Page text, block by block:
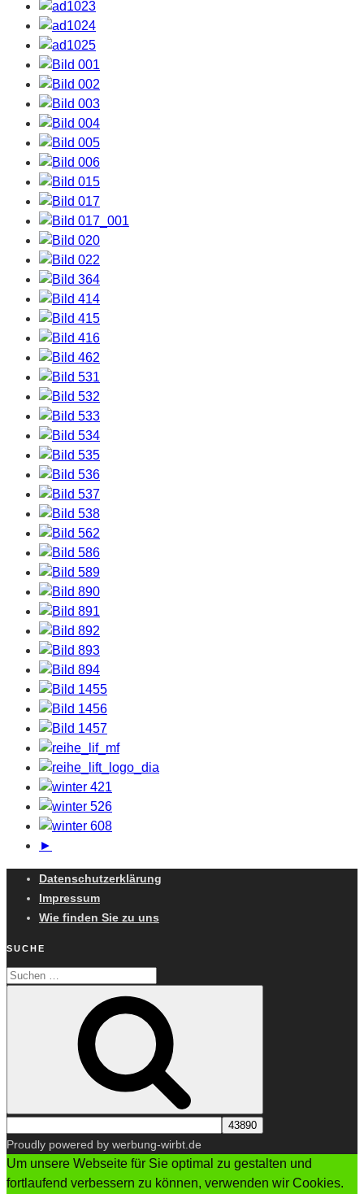
►
Datenschutzerklärung
Impressum
Wie finden Sie zu uns
SUCHE
Suchen
Proudly powered by werbung-wirbt.de
Um unsere Webseite für Sie optimal zu gestalten und
fortlaufend verbessern zu können, verwenden wir Cookies.